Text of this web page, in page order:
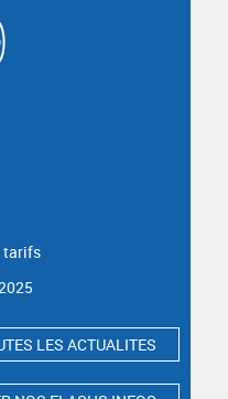
tarifs
LES ACTUALITES